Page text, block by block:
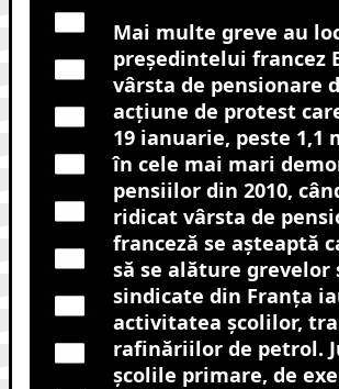
Mai multe greve au
președintelui francez
vârsta de pensionare
acțiune de protest
19 ianuarie, peste
în cele mai mari
pensiilor din 2010,
ridicat vârsta de
franceză se așteaptă
să se alăture grevelor
sindicate din Franța
activitatea școlilor,
rafinăriilor de petrol.
școlile primare, de